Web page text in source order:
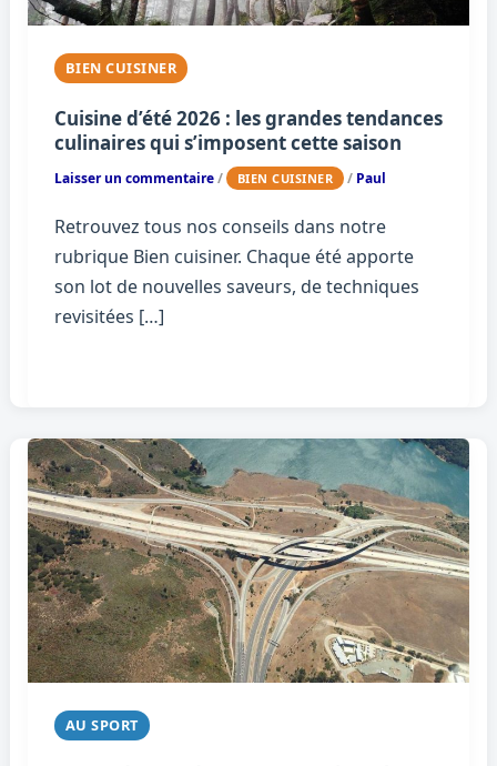
BIEN CUISINER
Cuisine d’été 2026 : les grandes tendances
culinaires qui s’imposent cette saison
Laisser un commentaire/ BIEN CUISINER / Paul
Retrouvez tous nos conseils dans notre
rubrique Bien cuisiner. Chaque été apporte
son lot de nouvelles saveurs, de techniques
revisitées […]
AU SPORT